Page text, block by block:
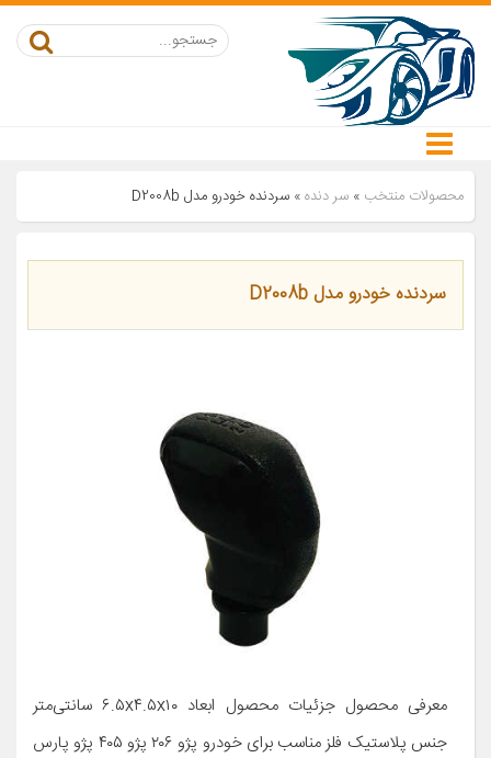
محصولات منتخب » سر دنده» سردنده خودرو مدل D2008b
سردنده خودرو مدل D2008b
معرفی محصول جزئیات محصول ابعاد ۶.۵x۴.۵x۱۰ سانتی‌متر
جنس پلاستیک فلز مناسب برای خودرو پژو ۲۰۶ پژو ۴۰۵ پژو پارس